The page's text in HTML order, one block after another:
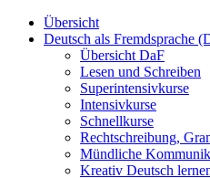
Übersicht
Deutsch als Fremdsprache
Übersicht DaF
Lesen und Schreiben
Superintensivkurse
Intensivkurse
Schnellkurse
Rechtschreibung,
Mündliche
Kreativ Deutsch